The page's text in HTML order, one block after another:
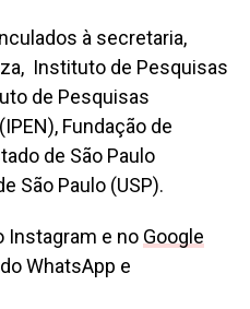
à secretaria,
Instituto de Pesquisas
de Pesquisas
Fundação de
de São Paulo
São Paulo (USP).
Instagram e no Google
WhatsApp e